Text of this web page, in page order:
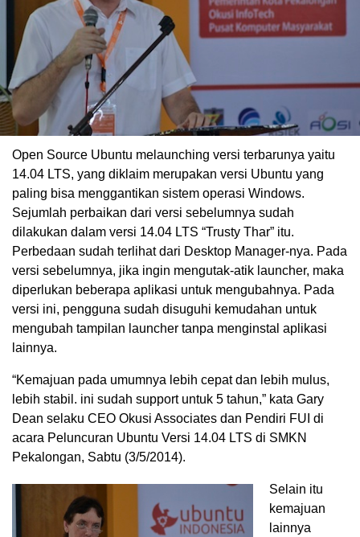
Open Source Ubuntu melaunching versi terbarunya yaitu
14.04 LTS, yang diklaim merupakan versi Ubuntu yang
paling bisa menggantikan sistem operasi Windows.
Sejumlah perbaikan dari versi sebelumnya sudah
dilakukan dalam versi 14.04 LTS “Trusty Thar” itu.
Perbedaan sudah terlihat dari Desktop Manager-nya. Pada
versi sebelumnya, jika ingin mengutak-atik launcher, maka
diperlukan beberapa aplikasi untuk mengubahnya. Pada
versi ini, pengguna sudah disuguhi kemudahan untuk
mengubah tampilan launcher tanpa menginstal aplikasi
lainnya.
“Kemajuan pada umumnya lebih cepat dan lebih mulus,
lebih stabil. ini sudah support untuk 5 tahun,” kata Gary
Dean selaku CEO Okusi Associates dan Pendiri FUI di
acara Peluncuran Ubuntu Versi 14.04 LTS di SMKN
Pekalongan, Sabtu (3/5/2014).
Selain itu
kemajuan
lainnya